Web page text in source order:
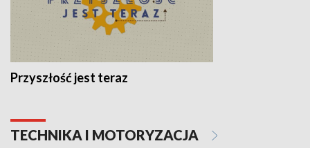
Przyszłość jest teraz
TECHNIKA I MOTORYZACJA